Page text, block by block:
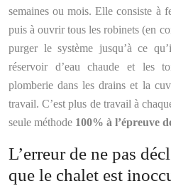
semaines ou mois. Elle consiste à
puis à ouvrir tous les robinets (en
purger le système jusqu’à ce
réservoir d’eau chaude et les
plomberie dans les drains et la
travail. C’est plus de travail à
seule méthode 100% à l’épreuve
L’erreur de ne pas
que le chalet est